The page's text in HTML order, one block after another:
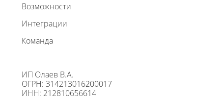
Возможности
Интеграции
Команда
ИП Олаев В.А.
ОГРН: 314213016200017
ИНН: 212810656614